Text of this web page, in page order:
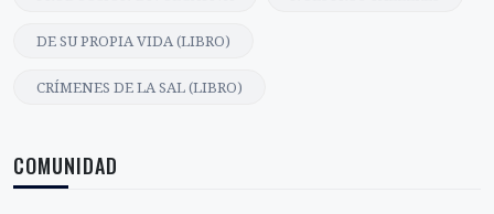
DE SU PROPIA VIDA (LIBRO)
CRÍMENES DE LA SAL (LIBRO)
COMUNIDAD